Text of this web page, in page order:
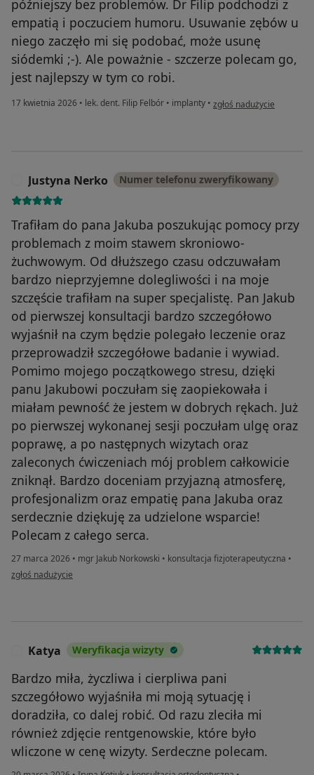
późniejszy bez problemów. Dr Filip podchodzi z
empatią i poczuciem humoru. Usuwanie zębów u
niego zaczęło mi się podobać, może usunę
siódemki ;-). Ale poważnie - szczerze polecam go,
jest najlepszy w tym co robi.
17 kwietnia 2026 • lek. dent. Filip Felbór • implanty • w opinii użytkownika
zgłoś nadużycie
Justyna Nerko Numer telefonu zweryfikowany
Trafiłam do pana Jakuba poszukując pomocy przy
problemach z moim stawem skroniowo-
żuchwowym. Od dłuższego czasu odczuwałam
bardzo nieprzyjemne dolegliwości i na moje
szczęście trafiłam na super specjalistę. Pan Jakub
od pierwszej konsultacji bardzo szczegółowo
wyjaśnił na czym będzie polegało leczenie oraz
przeprowadził szczegółowe badanie i wywiad.
Pomimo mojego początkowego stresu, dzięki
panu Jakubowi poczułam się zaopiekowała i
miałam pewność że jestem w dobrych rękach. Już
po pierwszej wykonanej sesji poczułam ulgę oraz
poprawę, a po następnych wizytach oraz
zaleconych ćwiczeniach mój problem całkowicie
zniknął. Bardzo doceniam przyjazną atmosferę,
profesjonalizm oraz empatię pana Jakuba oraz
serdecznie dziękuję za udzielone wsparcie!
Polecam z całego serca.
27 marca 2026 • mgr Jakub Norkowski • konsultacja fizjoterapeutyczna •
w opinii użytkownika Justyna Nerko
zgłoś nadużycie
Katya Weryfikacja wizyty
Bardzo miła, życzliwa i cierpliwa pani
szczegółowo wyjaśniła mi moją sytuację i
doradziła, co dalej robić. Od razu zleciła mi
również zdjęcie rentgenowskie, które było
wliczone w cenę wizyty. Serdeczne polecam.